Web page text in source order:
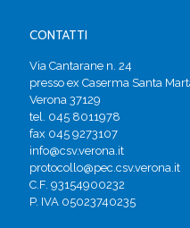
CONTATTI
Via Cantarane n. 24
presso ex Caserma Santa
Verona 37129
tel. 045 8011978
fax 045 9273107
info@csv.verona.it
protocollo@pec.csv.verona.it
C.F. 93154900232
P. IVA 05023740235